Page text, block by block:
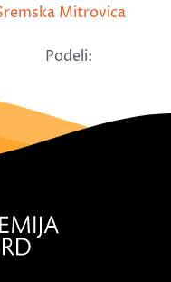
Mitrovica
Podeli: